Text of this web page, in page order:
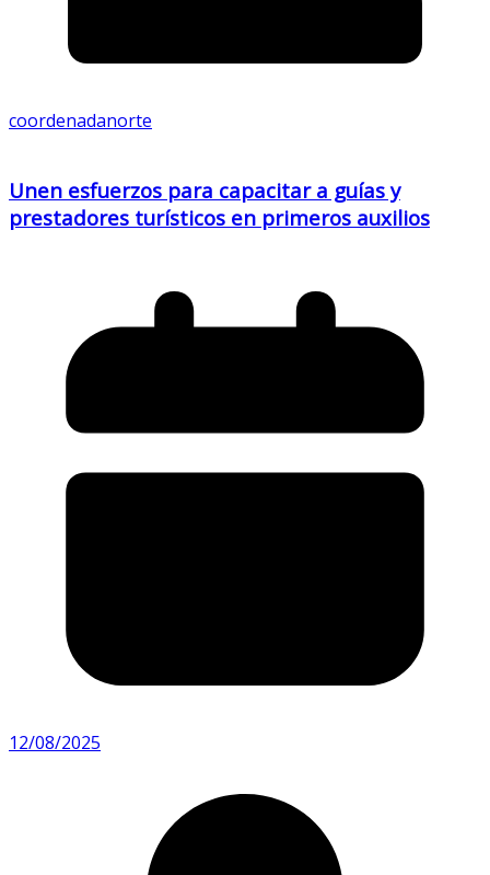
coordenadanorte
Unen esfuerzos para capacitar a guías y
prestadores turísticos en primeros auxilios
12/08/2025